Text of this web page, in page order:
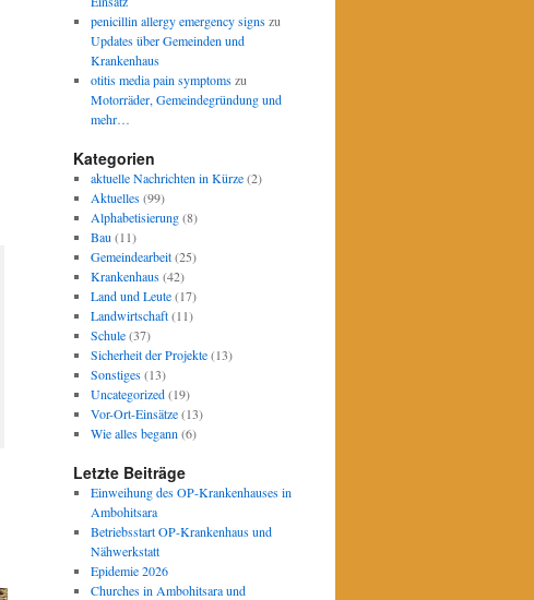
penicillin allergy emergency signszu
Updates über Gemeinden und
Krankenhaus
otitis media pain symptomszu
Motorräder, Gemeindegründung und
mehr…
Kategorien
aktuelle Nachrichten in Kürze(2)
Aktuelles(99)
Alphabetisierung(8)
Bau (11)
Gemeindearbeit(25)
Krankenhaus(42)
Land und Leute(17)
Landwirtschaft(11)
Schule(37)
Sicherheit der Projekte(13)
Sonstiges(13)
Uncategorized(19)
Vor-Ort-Einsätze(13)
Wie alles begann (6)
Letzte Beiträge
Einweihung des OP-Krankenhauses in
Ambohitsara
Betriebsstart OP-Krankenhaus und
Nähwerkstatt
Epidemie 2026
Churches in Ambohitsara und